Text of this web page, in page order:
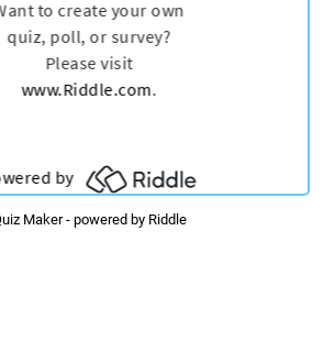
Maker- powered by Riddle